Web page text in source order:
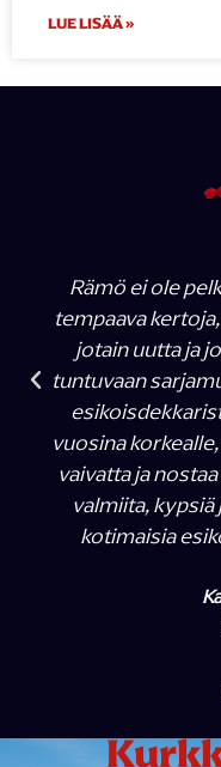
LUE LISÄÄ »
Rämö ei ole
tempaava
jotain uutta ja
tuntuvaan
vuosina
vaivatta ja
valmiita, kypsiä
kotimaisia